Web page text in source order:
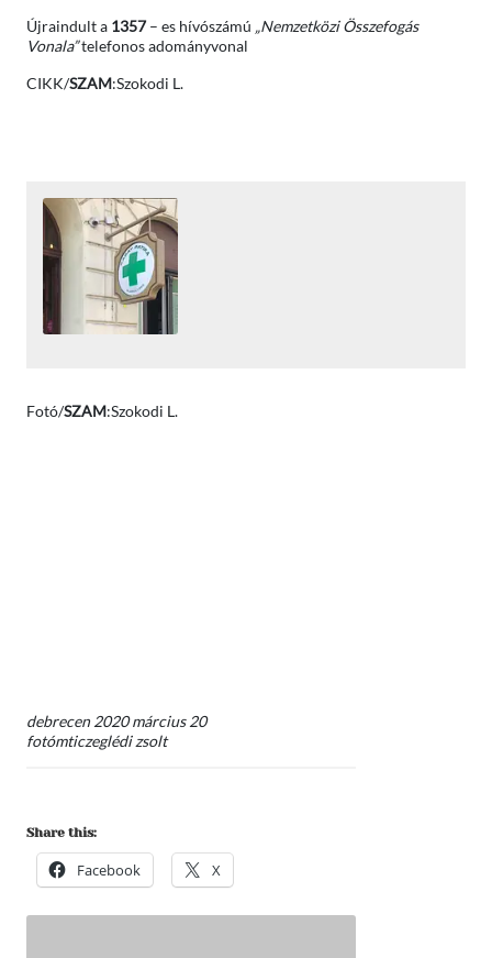
Újraindult a 1357– es hívószámú „Nemzetközi Összefogás
Vonala”telefonos adományvonal
CIKK/SZAM:Szokodi L.
Fotó/SZAM:Szokodi L.
debrecen 2020 március 20
fotómticzeglédi zsolt
Share this:
Facebook X